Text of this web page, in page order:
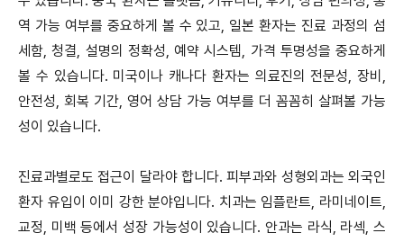
역 가능 여부를 중요하게 볼 수 있고, 일본 환자는 진료 과정의 섬
세함, 청결, 설명의 정확성, 예약 시스템, 가격 투명성을 중요하게
볼 수 있습니다. 미국이나 캐나다 환자는 의료진의 전문성, 장비,
안전성, 회복 기간, 영어 상담 가능 여부를 더 꼼꼼히 살펴볼 가능
성이 있습니다.
진료과별로도 접근이 달라야 합니다. 피부과와 성형외과는 외국인
환자 유입이 이미 강한 분야입니다. 치과는 임플란트, 라미네이트,
교정, 미백 등에서 성장 가능성이 있습니다. 안과는 라식, 라섹, 스